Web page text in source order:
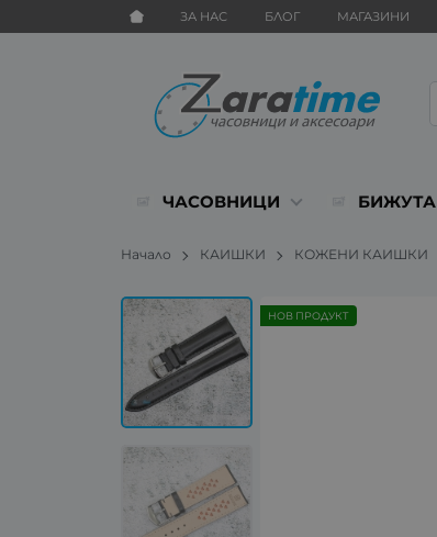
ЗА НАС БЛОГ МАГАЗИНИ
ЧАСОВНИЦИ БИЖУТА
Начало КАИШКИ КОЖЕНИ КАИШКИ
НОВ ПРОДУКТ